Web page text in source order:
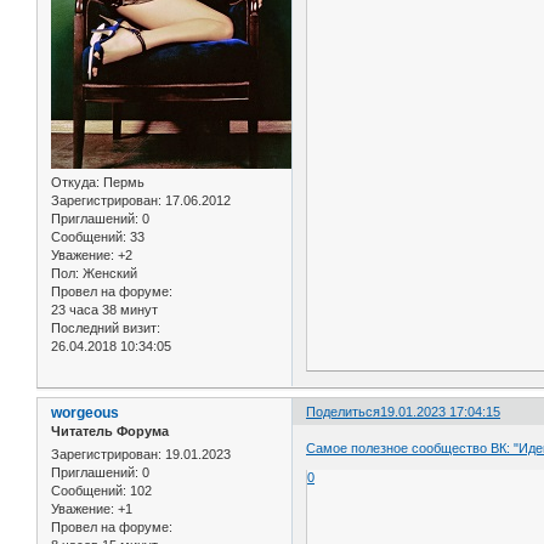
Откуда: Пермь
Зарегистрирован: 17.06.2012
Приглашений: 0
Сообщений: 33
Уважение: +2
Пол: Женский
Провел на форуме:
23 часа 38 минут
Последний визит:
26.04.2018 10:34:05
Поделиться19.01.2023 17:04:15
worgeous
Читатель Форума
Зарегистрирован: 19.01.2023
Приглашений: 0
Сообщений: 102
Уважение: +1
Провел на форуме:
Самое полезное сообщество ВК:
0